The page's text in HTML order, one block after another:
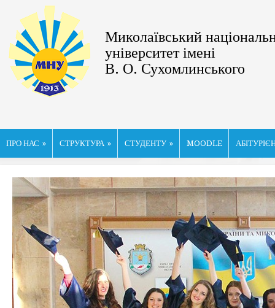
Миколаївський
університет імені
В. О. Сухомлинського
ПРО НАС » СТРУКТУРА » СТУДЕНТУ » MOODLE